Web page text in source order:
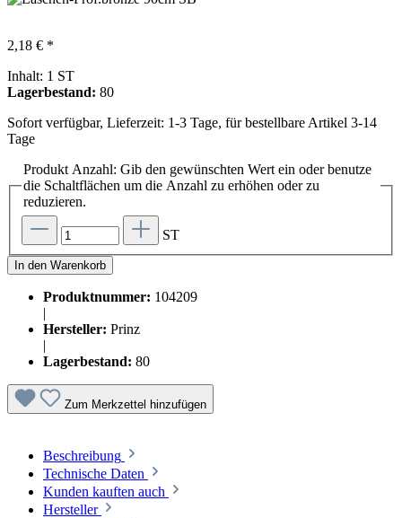
2,18 € *
Inhalt: 1 ST
Lagerbestand: 80
Sofort verfügbar, Lieferzeit: 1-3 Tage, für bestellbare Artikel 3-14
Tage
Produkt Anzahl: Gib den gewünschten Wert ein oder benutze
die Schaltflächen um die Anzahl zu erhöhen oder zu
reduzieren.
ST
In den Warenkorb
Produktnummer: 104209
|
Hersteller: Prinz
|
Lagerbestand: 80
Zum Merkzettel hinzufügen
Beschreibung
Technische Daten
Kunden kauften auch
Hersteller